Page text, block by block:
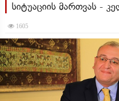
სიტუაციის მართვას -
1605